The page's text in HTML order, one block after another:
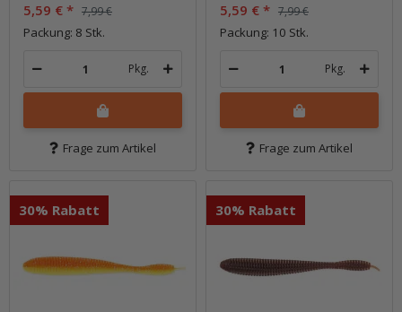
5,59 € * 7,99 €
Packung: 8 Stk.
Pkg.
Frage zum Artikel
5,59 € * 7,99 €
Packung: 10 Stk.
Pkg.
Frage zum Artikel
30% Rabatt 30% Rabatt